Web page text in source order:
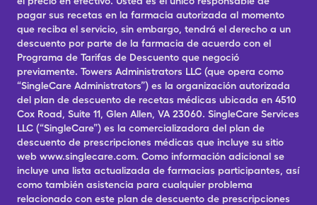
pagar sus recetas en la farmacia autorizada al momento
que reciba el servicio, sin embargo, tendrá el derecho a un
descuento por parte de la farmacia de acuerdo con el
Programa de Tarifas de Descuento que negoció
previamente. Towers Administrators LLC (que opera como
“SingleCare Administrators”) es la organización autorizada
del plan de descuento de recetas médicas ubicada en 4510
Cox Road, Suite 11, Glen Allen, VA 23060. SingleCare Services
LLC (“SingleCare”) es la comercializadora del plan de
descuento de prescripciones médicas que incluye su sitio
web www.singlecare.com. Como información adicional se
incluye una lista actualizada de farmacias participantes, así
como también asistencia para cualquier problema
relacionado con este plan de descuento de prescripciones